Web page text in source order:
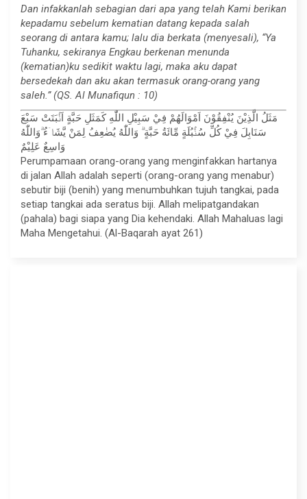
Dan infakkanlah sebagian dari apa yang telah Kami berikan
kepadamu sebelum kematian datang kepada salah
seorang di antara kamu; lalu dia berkata (menyesali), “Ya
Tuhanku, sekiranya Engkau berkenan menunda
(kematian)ku sedikit waktu lagi, maka aku dapat
bersedekah dan aku akan termasuk orang-orang yang
saleh.” (QS. Al Munafiqun : 10)
مَثَلُ الَّذِيْنَ يُنْفِقُوْنَ اَمْوَالَهُمْ فِيْ سَبِيْلِ اللّٰهِ كَمَثَلِ حَبَّةٍ اَنْۢبَتَتْ سَبْعَ
سَنَابِلَ فِيْ كُلِّ سُنْۢبُلَةٍ مِّائَةُ حَبَّةٍ ۗ وَاللّٰهُ يُضٰعِفُ لِمَنْ يَّشَاۤءُ ۗوَاللّٰهُ
وَاسِعٌ عَلِيْمٌ
Perumpamaan orang-orang yang menginfakkan hartanya
di jalan Allah adalah seperti (orang-orang yang menabur)
sebutir biji (benih) yang menumbuhkan tujuh tangkai, pada
setiap tangkai ada seratus biji. Allah melipatgandakan
(pahala) bagi siapa yang Dia kehendaki. Allah Mahaluas lagi
Maha Mengetahui. (Al-Baqarah ayat 261)